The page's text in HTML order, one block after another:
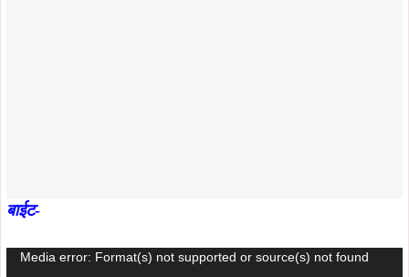
बाईट-
Video
Media error: Format(s) not supported or source(s) not found